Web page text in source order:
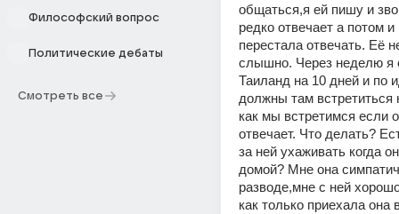
Философский вопрос
Политические дебаты
Смотреть все
общаться,я ей пишу и
редко отвечает а потом и
перестала отвечать. Её
слышно. Через неделю я
Таиланд на 10 дней и по
должны там встретиться
как мы встретимся если
отвечает. Что делать?
за ней ухаживать когда
домой? Мне она
разводе,мне с ней
как только приехала она